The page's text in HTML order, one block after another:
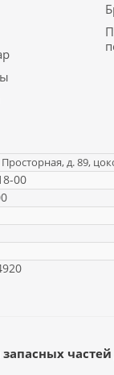
Просторная, д. 89,
00